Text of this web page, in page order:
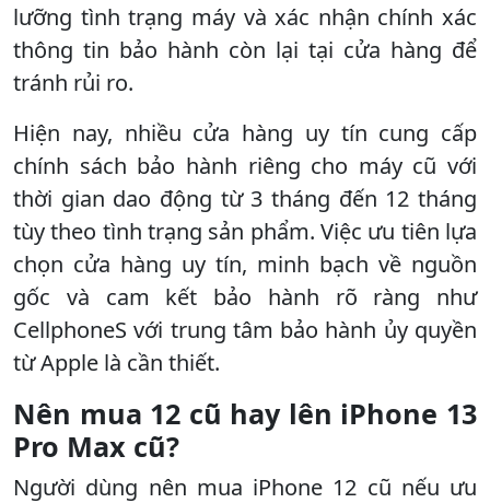
lưỡng tình trạng máy và xác nhận chính xác
thông tin bảo hành còn lại tại cửa hàng để
tránh rủi ro.
Hiện nay, nhiều cửa hàng uy tín cung cấp
chính sách bảo hành riêng cho máy cũ với
thời gian dao động từ 3 tháng đến 12 tháng
tùy theo tình trạng sản phẩm. Việc ưu tiên lựa
chọn cửa hàng uy tín, minh bạch về nguồn
gốc và cam kết bảo hành rõ ràng như
CellphoneS với trung tâm bảo hành ủy quyền
từ Apple là cần thiết.
Nên mua 12 cũ hay lên iPhone 13
Pro Max cũ?
Người dùng nên mua iPhone 12 cũ nếu ưu